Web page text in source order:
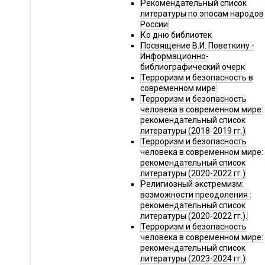
Рекомендательный список
литературы по эпосам народов
России
Ко дню библиотек
Посвящение В.И. Поветкину -
Информационно-
библиографический очерк
Терроризм и безопасность в
современном мире
Терроризм и безопасность
человека в современном мире:
рекомендательный список
литературы (2018-2019 гг.)
Терроризм и безопасность
человека в современном мире:
рекомендательный список
литературы (2020-2022 гг.)
Религиозный экстремизм:
возможности преодоления :
рекомендательный список
литературы (2020-2022 гг.).
Терроризм и безопасность
человека в современном мире:
рекомендательный список
литературы (2023-2024 гг.)